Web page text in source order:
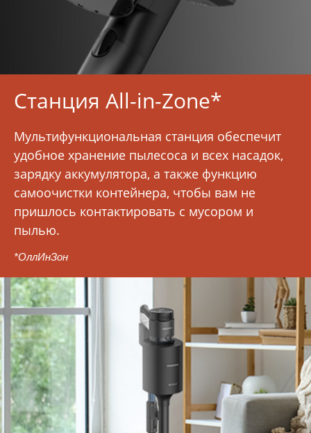
Станция All-in-Zone*
Мультифункциональная станция обеспечит
удобное хранение пылесоса и всех насадок,
зарядку аккумулятора, а также функцию
самоочистки контейнера, чтобы вам не
пришлось контактировать с мусором и
пылью.
*ОллИнЗон